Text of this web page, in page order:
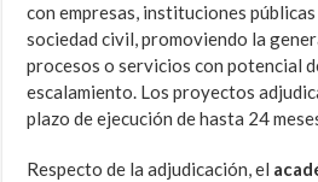
con empresas, instituciones
sociedad civil, promoviendo la
procesos o servicios con potencial
escalamiento. Los proyectos
plazo de ejecución de hasta 24
Respecto de la adjudicación, el